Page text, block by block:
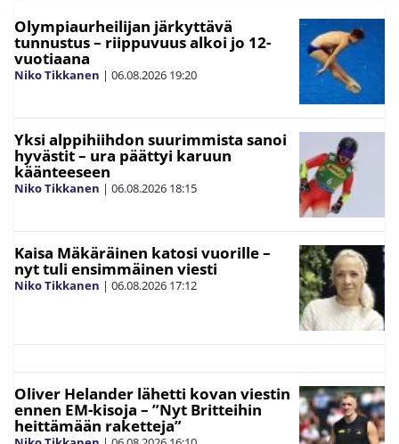
Olympiaurheilijan järkyttävä
tunnustus – riippuvuus alkoi jo 12-
vuotiaana
Niko Tikkanen | 06.08.2026 19:20
Yksi alppihiihdon suurimmista sanoi
hyvästit – ura päättyi karuun
käänteeseen
Niko Tikkanen | 06.08.2026 18:15
Kaisa Mäkäräinen katosi vuorille –
nyt tuli ensimmäinen viesti
Niko Tikkanen | 06.08.2026 17:12
Oliver Helander lähetti kovan viestin
ennen EM-kisoja – ”Nyt Britteihin
heittämään raketteja”